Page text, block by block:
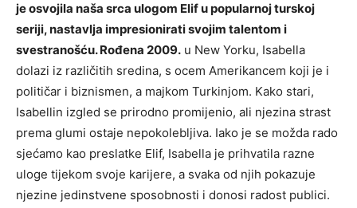
je osvojila naša srca ulogom Elif u popularnoj turskoj
seriji, nastavlja impresionirati svojim talentom i
svestranošću. Rođena 2009. u New Yorku, Isabella
dolazi iz različitih sredina, s ocem Amerikancem koji je i
političar i biznismen, a majkom Turkinjom. Kako stari,
Isabellin izgled se prirodno promijenio, ali njezina strast
prema glumi ostaje nepokolebljiva. Iako je se možda rado
sjećamo kao preslatke Elif, Isabella je prihvatila razne
uloge tijekom svoje karijere, a svaka od njih pokazuje
njezine jedinstvene sposobnosti i donosi radost publici.